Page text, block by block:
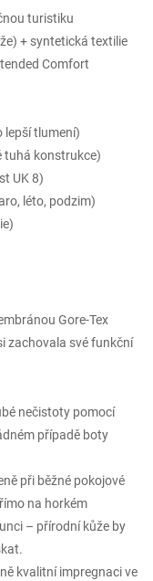
turistiku
+ syntetická textilie
Comfort
lepší tlumení)
tuhá konstrukce)
UK 8)
léto, podzim)
Gore-Tex
zachovala své funkční
nečistoty pomocí
případě boty
při běžné pokojové
na horkém
– přírodní kůže by
kvalitní impregnaci ve